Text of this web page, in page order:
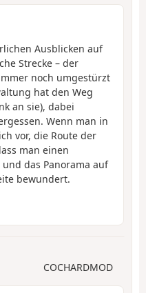
Ausblicken auf
Strecke – der
noch umgestürzt
hat den Weg
an sie), dabei
Wenn man in
vor, die Route der
man einen
das Panorama auf
bewundert.
COCHARDMOD